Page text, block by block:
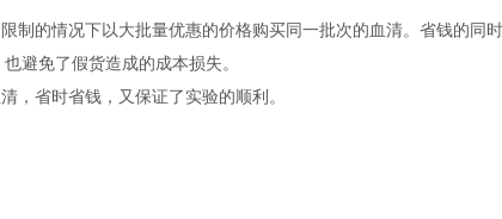
的情况下以大批量优惠的价格购买同一批次的血清。省钱的同时
避免了假货造成的成本损失。
，省时省钱，又保证了实验的顺利。